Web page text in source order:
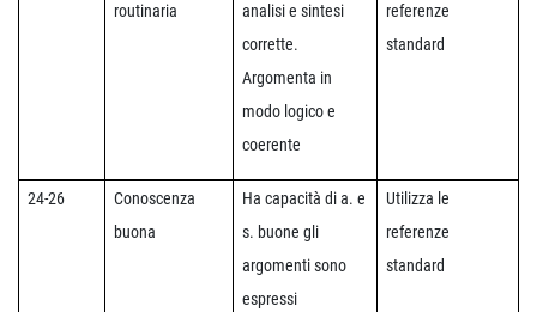
routinaria
analisi e sintesi
corrette.
Argomenta in
modo logico e
coerente
referenze
standard
24-26
Conoscenza
buona
Ha capacità di a. e
s. buone gli
argomenti sono
espressi
Utilizza le
referenze
standard